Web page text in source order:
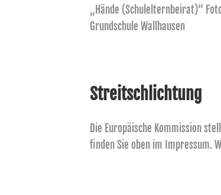
„Hände (Schulelternbeirat)“
Grundschule Wallhausen
Streitschlichtung
Die Europäische Kommission
finden Sie oben im Impressum.